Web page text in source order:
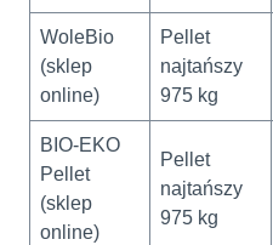
WoleBio
(sklep
online)
Pellet
najtańszy
975 kg
BIO‑EKO
Pellet
(sklep
online)
Pellet
najtańszy
975 kg